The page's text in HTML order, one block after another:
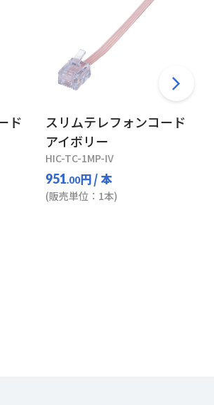
ド
スリムテレフォンコード
アイボリー
HIC-TC-1MP-IV
951.00円/ 本
(販売単位：1本)